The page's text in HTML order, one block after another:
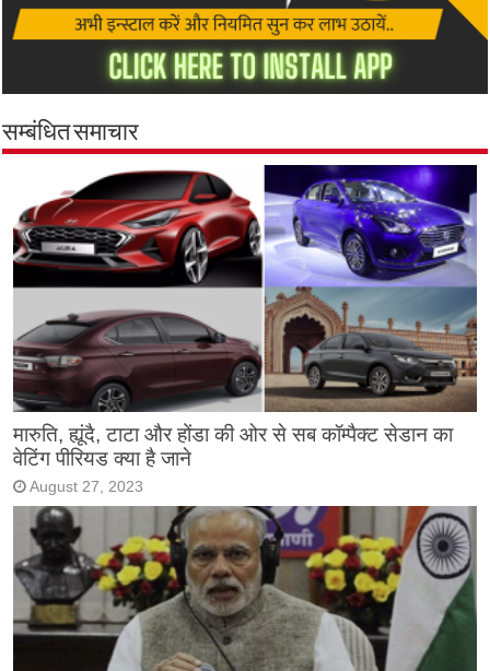
सम्बंधित समाचार
मारुति, ह्यूंदै, टाटा और होंडा की ओर से सब कॉम्पैक्ट सेडान का
वेटिंग पीरियड क्या है जाने
August 27, 2023